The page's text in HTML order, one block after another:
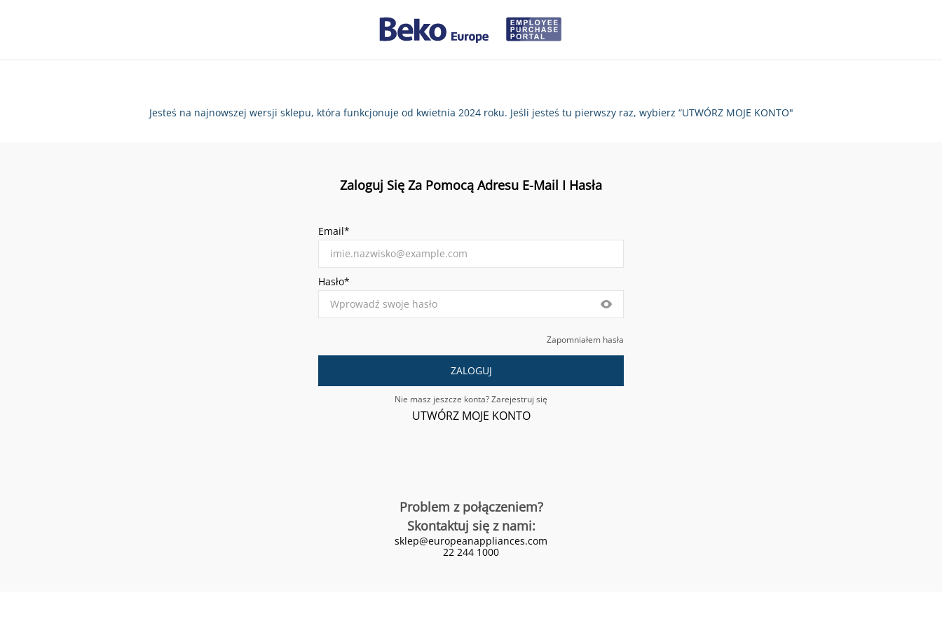
Jesteś na najnowszej wersji sklepu, która funkcjonuje od kwietnia 2024 roku. Jeśli jesteś tu pierwszy raz, wybierz “UTWÓRZ MOJE KONTO"
Zaloguj Się Za Pomocą Adresu E-Mail I Hasła
Email*
Hasło*
Zapomniałem hasła
ZALOGUJ
Nie masz jeszcze konta? Zarejestruj się
UTWÓRZ MOJE KONTO
Problem z połączeniem?
Skontaktuj się z nami:
sklep@europeanappliances.com
22 244 1000